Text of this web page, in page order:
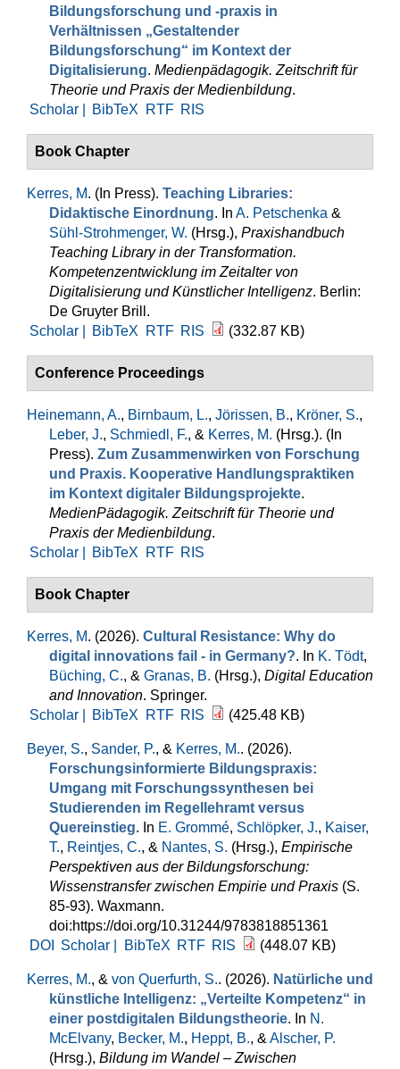
Bildungsforschung und -praxis in
Verhältnissen „Gestaltender
Bildungsforschung“ im Kontext der
Digitalisierung. Medienpädagogik. Zeitschrift für
Theorie und Praxis der Medienbildung.
Scholar |
BibTeX RTF RIS
Book Chapter
Kerres, M. (In Press). Teaching Libraries:
Didaktische Einordnung. In A. Petschenka &
Sühl-Strohmenger, W. (Hrsg.), Praxishandbuch
Teaching Library in der Transformation.
Kompetenzentwicklung im Zeitalter von
Digitalisierung und Künstlicher Intelligenz. Berlin:
De Gruyter Brill.
Scholar |
BibTeX RTF RIS (332.87 KB)
Conference Proceedings
Heinemann, A., Birnbaum, L., Jörissen, B., Kröner, S.,
Leber, J., Schmiedl, F., & Kerres, M. (Hrsg.). (In
Press). Zum Zusammenwirken von Forschung
und Praxis. Kooperative Handlungspraktiken
im Kontext digitaler Bildungsprojekte.
MedienPädagogik. Zeitschrift für Theorie und
Praxis der Medienbildung.
Scholar |
BibTeX RTF RIS
Book Chapter
Kerres, M. (2026). Cultural Resistance: Why do
digital innovations fail - in Germany?. In K. Tödt,
Büching, C., & Granas, B. (Hrsg.), Digital Education
and Innovation. Springer.
Scholar |
BibTeX RTF RIS (425.48 KB)
Beyer, S., Sander, P., & Kerres, M.. (2026).
Forschungsinformierte Bildungspraxis:
Umgang mit Forschungssynthesen bei
Studierenden im Regellehramt versus
Quereinstieg. In E. Grommé, Schlöpker, J., Kaiser,
T., Reintjes, C., & Nantes, S. (Hrsg.), Empirische
Perspektiven aus der Bildungsforschung:
Wissenstransfer zwischen Empirie und Praxis (S.
85-93). Waxmann.
doi:https://doi.org/10.31244/9783818851361
DOI
Scholar | BibTeX RTF RIS (448.07 KB)
Kerres, M., & von Querfurth, S.. (2026). Natürliche und
künstliche Intelligenz: „Verteilte Kompetenz“ in
einer postdigitalen Bildungstheorie. In N.
McElvany, Becker, M., Heppt, B., & Alscher, P.
(Hrsg.), Bildung im Wandel – Zwischen